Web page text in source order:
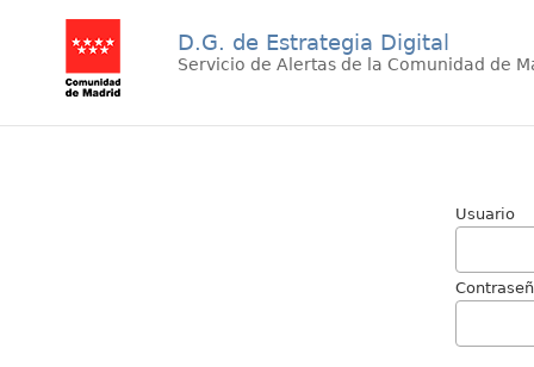
D.G. de Estrategia Digital
Servicio de Alertas de la Comunidad de
Usuario